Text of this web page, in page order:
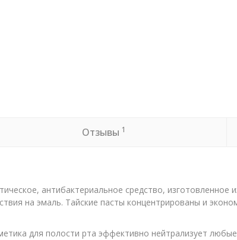
Отзывы 1
антибактериальное средство,
на эмаль. Тайские пасты концентрированы и
для полости рта эффективно нейтрализует